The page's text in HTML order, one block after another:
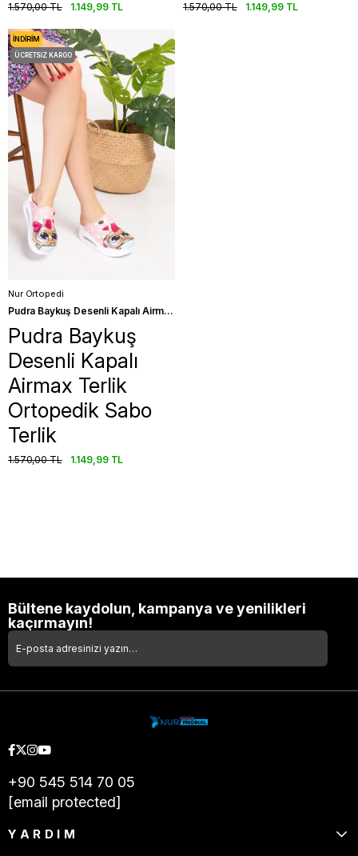
1.149,99 TL
1.570,00 TL 1.149,99 TL
1.570,00 TL
Nur Ortopedi
Pudra Baykuş Desenli Kapalı Airmax Terlik Ortopedik Sabo Terlik
Pudra Baykuş
Desenli Kapalı
Airmax Terlik
Ortopedik Sabo
Terlik
1.149,99 TL
1.570,00 TL
İNDIRIM
ÜCRETSIZ KARGO
Bültene kaydolun, kampanya ve yenilikleri
kaçırmayın!
+90 545 514 70 05
[email protected]
YARDIM